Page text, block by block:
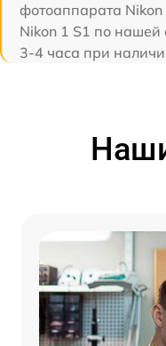
фотоаппарата
Nikon 1 S1 по нашей
3-4 часа при